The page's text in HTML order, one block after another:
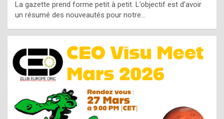
e
n
u
i
n
e
R
o
La gazette prend forme petit à petit. L’objectif est d’avoir
un résumé des nouveautés pour notre…